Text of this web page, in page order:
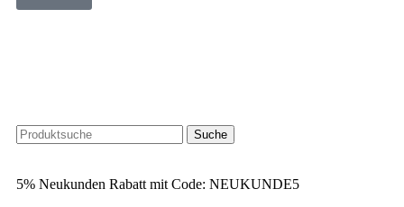
Suche
5% Neukunden Rabatt mit Code: NEUKUNDE5